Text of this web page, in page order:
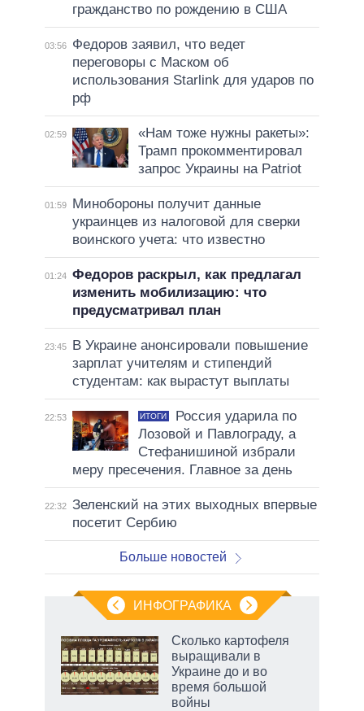
гражданство по рождению в США
03:56
Федоров заявил, что ведет
переговоры с Маском об
использования Starlink для ударов по
рф
02:59
«Нам тоже нужны ракеты»:
Трамп прокомментировал
запрос Украины на Patriot
01:59
Минобороны получит данные
украинцев из налоговой для сверки
воинского учета: что известно
01:24 Федоров раскрыл, как предлагал
изменить мобилизацию: что
предусматривал план
23:45
В Украине анонсировали повышение
зарплат учителям и стипендий
студентам: как вырастут выплаты
22:53 ИТОГИ
Россия ударила по
Лозовой и Павлограду, а
Стефанишиной избрали
меру пресечения. Главное за день
22:32 Зеленский на этих выходных впервые
посетит Сербию
Больше новостей
ИНФОГРАФИКА
Сколько картофеля
выращивали в
Украине до и во
время большой
войны